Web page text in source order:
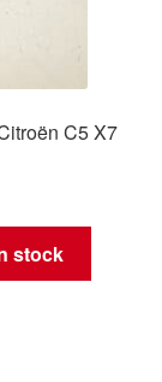
C5 X7
stock